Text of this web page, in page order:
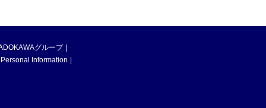
グループ
Information